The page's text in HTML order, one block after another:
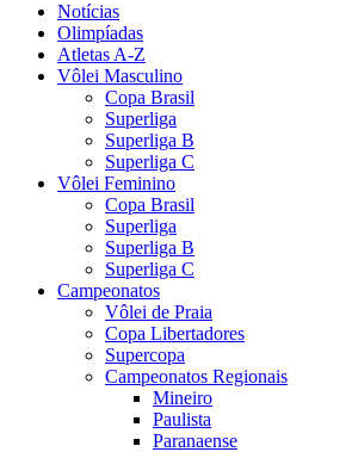
Notícias
Olimpíadas
Atletas A-Z
Vôlei Masculino
Copa Brasil
Superliga
Superliga B
Superliga C
Vôlei Feminino
Copa Brasil
Superliga
Superliga B
Superliga C
Campeonatos
Vôlei de Praia
Copa Libertadores
Supercopa
Campeonatos Regionais
Mineiro
Paulista
Paranaense